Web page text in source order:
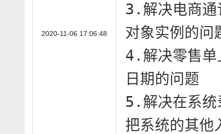
2020-11-06 17:06:48
3.解决电商通
对象实例的问
4.解决零售单
日期的问题
5.解决在系统
把系统的其他